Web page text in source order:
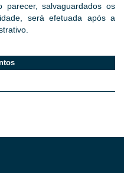
parecer, salvaguardados os
será efetuada após a